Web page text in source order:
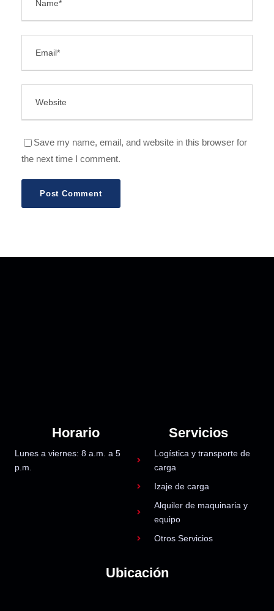
Save my name, email, and website in this browser for
the next time I comment.
Horario
Lunes a viernes: 8 a.m. a 5
p.m.
Servicios
Logística y transporte de
carga
Izaje de carga
Alquiler de maquinaria y
equipo
Otros Servicios
Ubicación